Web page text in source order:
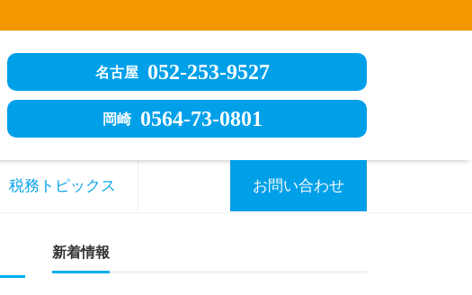
名古屋 052-253-9527
岡崎 0564-73-0801
税務トピックス お問い合わせ
新着情報